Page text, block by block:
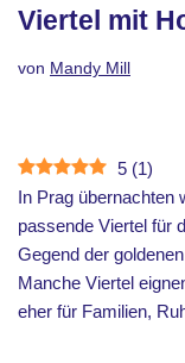
Viertel mit
von Mandy Mill
5 (1)
In Prag übernachten
passende Viertel für
Gegend der
Manche Viertel
eher für Familien,